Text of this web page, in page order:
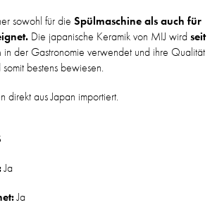
sowohl für die Spülmaschine als auch für
Die japanische Keramik von MIJ wirdseit
in der Gastronomie verwendet und ihre Qualität
bestens bewiesen.
direkt aus Japan importiert.
Ja
Ja